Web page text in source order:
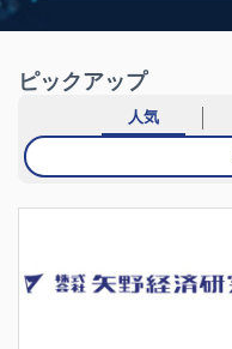
ピックアップ
人気